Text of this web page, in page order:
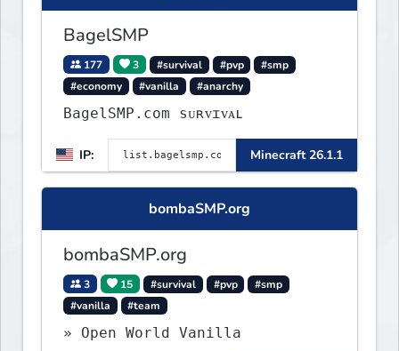
BagelSMP
177 3 #survival #pvp
#smp
#economy
#vanilla #anarchy
BagelSMP.com ѕᴜʀᴠɪᴠᴀʟ
IP: Minecraft 26.1.1
bombaSMP.org
bombaSMP.org
3 15 #survival #pvp
#smp
#vanilla
#team
» Open World Vanilla